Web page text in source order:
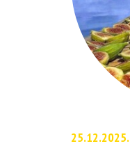
25.12.2025.